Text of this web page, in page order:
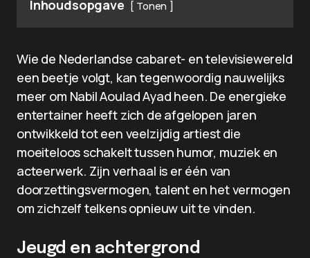
Inhoudsopgave Tonen
Wie de Nederlandse cabaret- en televisiewereld
een beetje volgt, kan tegenwoordig nauwelijks
meer om Nabil Aoulad Ayad heen. De energieke
entertainer heeft zich de afgelopen jaren
ontwikkeld tot een veelzijdig artiest die
moeiteloos schakelt tussen humor, muziek en
acteerwerk. Zijn verhaal is er één van
doorzettingsvermogen, talent en het vermogen
om zichzelf telkens opnieuw uit te vinden.
Jeugd en achtergrond